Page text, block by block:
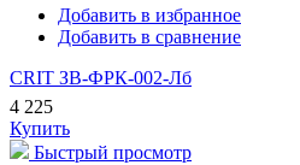
Добавить в избранное
Добавить в сравнение
CRIT ЗВ-ФРК-002-Лб
4 225
Купить
Быстрый просмотр